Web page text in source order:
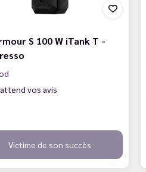
S 100 W iTank T -
vos avis
Victime de son succès